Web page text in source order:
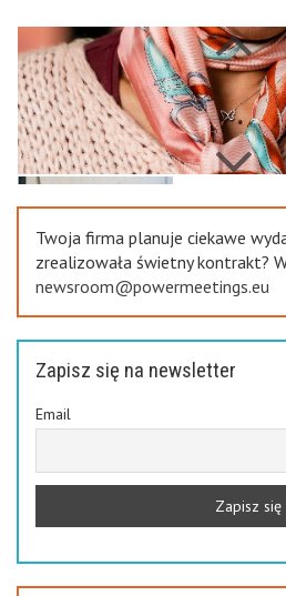
Next
Twoja firma planuje ciekawe
zrealizowała świetny kontrakt?
newsroom@powermeetings.eu
Zapisz się na newsletter
Email